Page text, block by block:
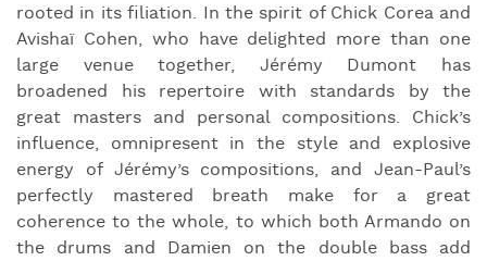
rooted in its filiation. In the spirit of Chick Corea and
Avishaï Cohen, who have delighted more than one
large venue together, Jérémy Dumont has
broadened his repertoire with standards by the
great masters and personal compositions. Chick’s
influence, omnipresent in the style and explosive
energy of Jérémy’s compositions, and Jean-Paul’s
perfectly mastered breath make for a great
coherence to the whole, to which both Armando on
the drums and Damien on the double bass add